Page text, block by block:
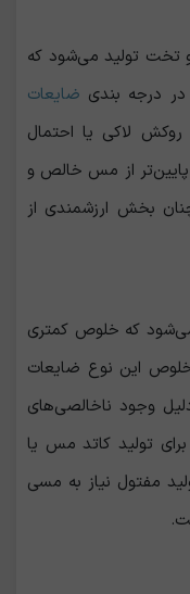
تخت تولید می‌شود که
درجه ‌بندی ضایعات
لاکی یا احتمال
پایین‌تر از مس خالص و
بخش ارزشمندی از
که خلوص کمتری
این نوع ضایعات
به دلیل وجود ناخالصی‌های
تولید کاتد مس یا
مفتول نیاز به مسی